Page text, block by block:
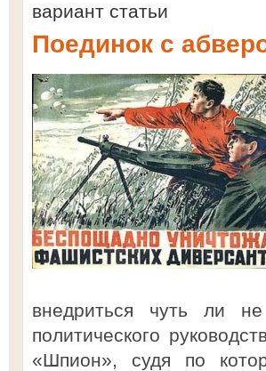
вариант статьи
Поединок с
внедриться чуть ли
политического
«Шпион», судя по